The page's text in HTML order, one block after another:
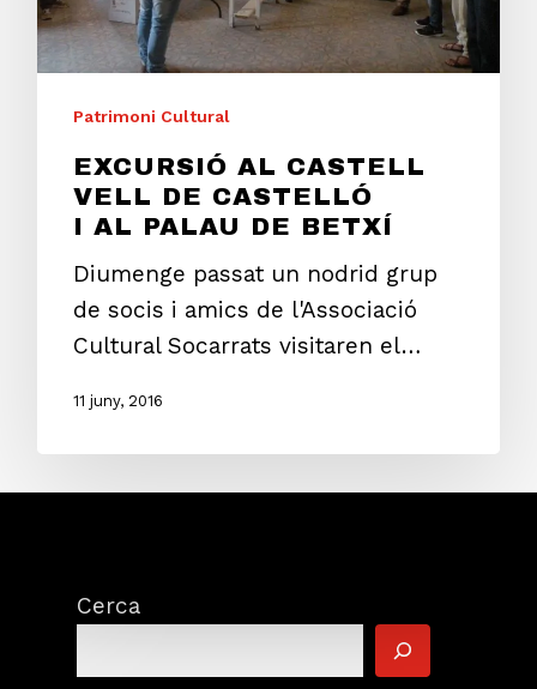
Patrimoni Cultural
EXCURSIÓ AL CASTELL
VELL DE CASTELLÓ
I AL PALAU DE BETXÍ
Diumenge passat un nodrid grup
de socis i amics de l'Associació
Cultural Socarrats visitaren el…
11 juny, 2016
Cerca